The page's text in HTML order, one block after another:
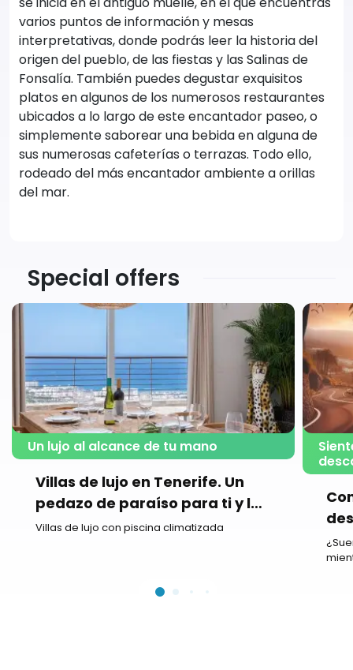
varios puntos de información y mesas
interpretativas, donde podrás leer la historia del
origen del pueblo, de las fiestas y las Salinas de
Fonsalía. También puedes degustar exquisitos
platos en algunos de los numerosos restaurantes
ubicados a lo largo de este encantador paseo, o
simplemente saborear una bebida en alguna de
sus numerosas cafeterías o terrazas. Todo ello,
rodeado del más encantador ambiente a orillas
del mar.
Special offers
Un lujo al alcance de tu mano
Villas de lujo en Tenerife. Un
pedazo de paraíso para ti y los
tuyos
Villas de lujo con piscina climatizada